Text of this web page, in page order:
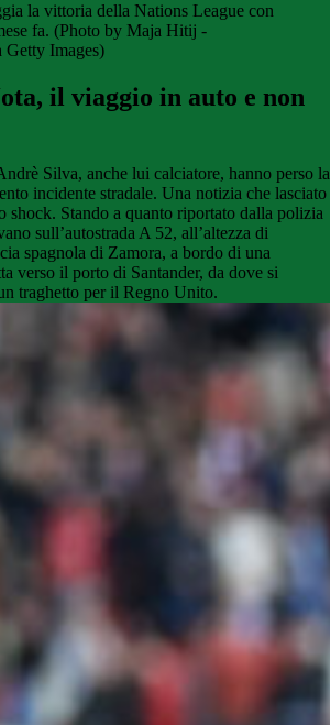
la vittoria della Nations League con
fa. (Photo by Maja Hitij -
Images)
il viaggio in auto e non
Silva, anche lui calciatore, hanno perso la
incidente stradale. Una notizia che lasciato
shock. Stando a quanto riportato dalla polizia
sull’autostrada A 52, all’altezza di
spagnola di Zamora, a bordo di una
verso il porto di Santander, da dove si
traghetto per il Regno Unito.